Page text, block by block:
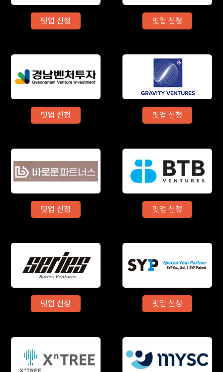
밋업 신청 밋업 신청
밋업 신청 밋업 신청
밋업 신청 밋업 신청
밋업 신청 밋업 신청